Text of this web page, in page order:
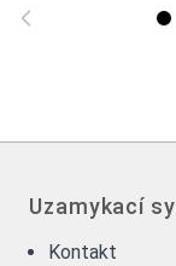
Uzamykací
Kontakt